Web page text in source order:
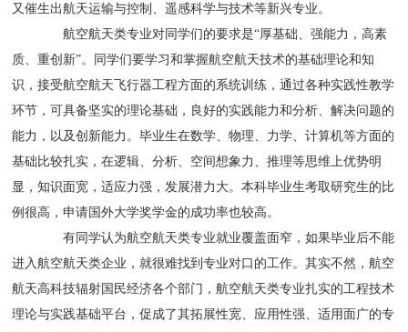
又催生出航天运输与控制、遥感科学与技术等新兴专业。
航空航天类专业对同学们的要求是“厚基础、强能力，高素
质、重创新”。同学们要学习和掌握航空航天技术的基础理论和知
识，接受航空航天飞行器工程方面的系统训练，通过各种实践性教学
环节，可具备坚实的理论基础，良好的实践能力和分析、解决问题的
能力，以及创新能力。毕业生在数学、物理、力学、计算机等方面的
基础比较扎实，在逻辑、分析、空间想象力、推理等思维上优势明
显，知识面宽，适应力强，发展潜力大。本科毕业生考取研究生的比
例很高，申请国外大学奖学金的成功率也较高。
有同学认为航空航天类专业就业覆盖面窄，如果毕业后不能
进入航空航天类企业，就很难找到专业对口的工作。其实不然，航空
航天高科技辐射国民经济各个部门，航空航天类专业扎实的工程技术
理论与实践基础平台，促成了其拓展性宽、应用性强、适用面广的专